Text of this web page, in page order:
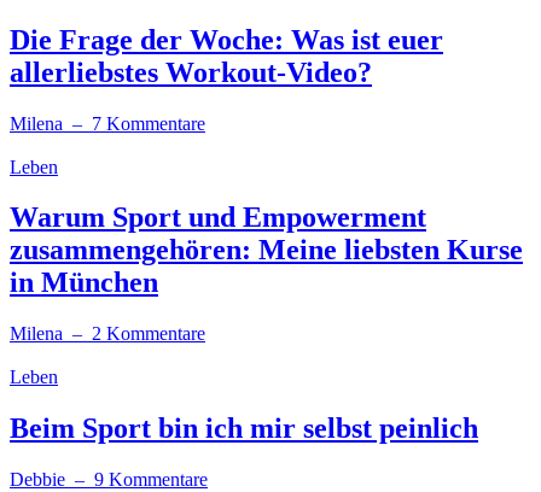
Die Frage der Woche: Was ist euer
allerliebstes Workout-Video?
Milena – 7 Kommentare
Leben
Warum Sport und Empowerment
zusammengehören: Meine liebsten Kurse
in München
Milena – 2 Kommentare
Leben
Beim Sport bin ich mir selbst peinlich
Debbie – 9 Kommentare